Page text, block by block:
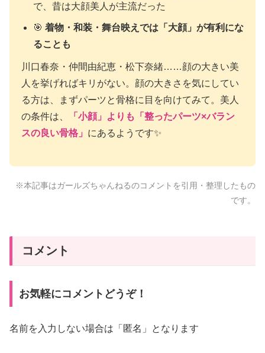
で、昔は大顔美人が主流だった
🎯 着物・和装・舞台映えでは「大顔」が有利にな
ることも
川口春奈・仲間由紀恵・松下奈緒……顔の大きい美
人を挙げればキリがない。顔の大きさを気にしてい
る方は、まずパーツと骨格に目を向けてみて。美人
の条件は、
「小顔」よりも「整ったパーツ×バラン
スの良い骨格」 にあるようです✨
※本記事はガールズちゃんねるのコメントを引用・整理したもの
です。
コメント
お気軽にコメントどうぞ！
名前を入力しない場合は「匿名」となります